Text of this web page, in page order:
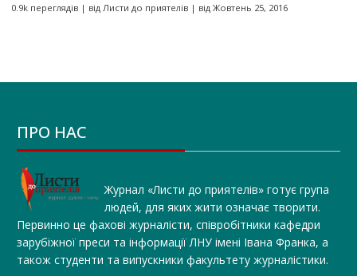
0.9k переглядів| від Листи до приятелів| від Жовтень 25, 2016
ПРО НАС
Журнал «Листи до приятелів» готує група
людей, для яких жити означає творити.
Первинно це фахові журналісти, співробітники кафедри
зарубіжної преси та інформації ЛНУ імені Івана Франка, а
також студенти та випускники факультету журналістики.